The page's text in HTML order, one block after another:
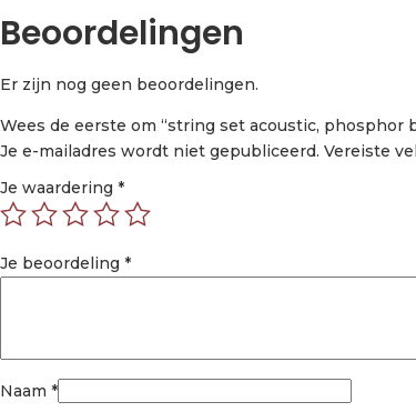
Beoordelingen
Er zijn nog geen beoordelingen.
Wees de eerste om “string set acoustic,
Je e-mailadres wordt niet gepubliceerd. Vereiste
Je waardering *
Je beoordeling *
Naam *